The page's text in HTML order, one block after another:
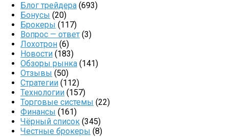
Блог трейдера (693)
Бонусы (20)
Брокеры (117)
Вопрос — ответ (3)
Лохотрон (6)
Новости (183)
Обзоры рынка (141)
Отзывы (50)
Стратегии (112)
Технологии (157)
Торговые системы (22)
Финансы (161)
Чёрный список (345)
Честные брокеры (8)